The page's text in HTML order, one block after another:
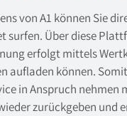
von A1 können Sie
surfen. Über diese
erfolgt mittels
aufladen können.
in Anspruch
zurückgeben und